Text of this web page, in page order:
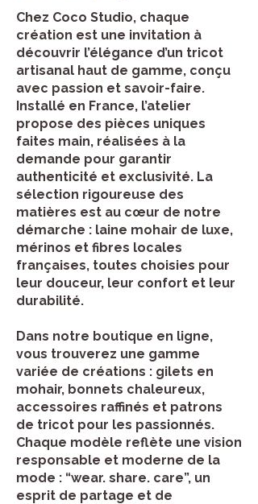
Chez Coco Studio, chaque
création est une invitation à
découvrir l’élégance d’un tricot
artisanal haut de gamme, conçu
avec passion et savoir-faire.
Installé en France, l’atelier
propose des pièces uniques
faites main, réalisées à la
demande pour garantir
authenticité et exclusivité. La
sélection rigoureuse des
matières est au cœur de notre
démarche : laine mohair de luxe,
mérinos et fibres locales
françaises, toutes choisies pour
leur douceur, leur confort et leur
durabilité.
Dans notre boutique en ligne,
vous trouverez une gamme
variée de créations : gilets en
mohair, bonnets chaleureux,
accessoires raffinés et patrons
de tricot pour les passionnés.
Chaque modèle reflète une vision
responsable et moderne de la
mode : “wear. share. care”, un
esprit de partage et de